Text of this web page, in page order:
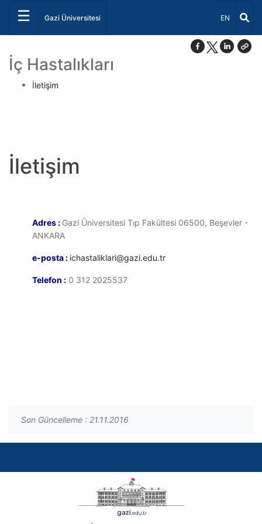
☰ Gazi Üniversitesi Dil Seçiniz
EN
İç Hastalıkları
İletişim
İletişim
Adres : Gazi Üniversitesi Tıp Fakültesi 06500, Beşevler -
ANKARA
e-posta : ichastaliklari@gazi.edu.tr
Telefon : 0 312 2025537
Son Güncelleme : 21.11.2016